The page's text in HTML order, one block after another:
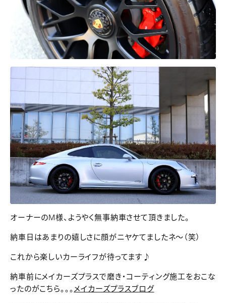
オーナーのM様、ようやく無事納車させて頂きました。
納車日はあまりの嬉しさに顔がニヤケてましたネ～（笑）
これから楽しいカーライフが待ってます♪
納車前にメイカーズプラスで磨き・コーティング施工をおこな
ったのがこちら。。。メイカーズプラスブログ